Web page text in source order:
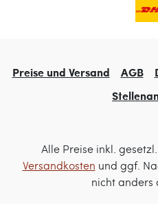
Preise und Versand AGB
Alle Preise inkl.
Versandkosten und ggf.
nicht anders